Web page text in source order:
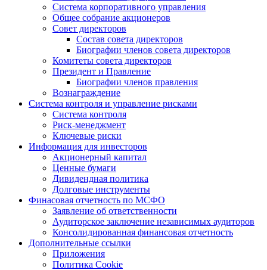
Система корпоративного управления
Общее собрание акционеров
Совет директоров
Состав совета директоров
Биографии членов совета директоров
Комитеты совета директоров
Президент и Правление
Биографии членов правления
Вознаграждение
Система контроля и управление рисками
Система контроля
Риск-менеджмент
Ключевые риски
Информация для инвесторов
Акционерный капитал
Ценные бумаги
Дивидендная политика
Долговые инструменты
Финасовая отчетность по МСФО
Заявление об ответственности
Аудиторское заключение независимых аудиторов
Консолидированная финансовая отчетность
Дополнительные ссылки
Приложения
Политика Cookie